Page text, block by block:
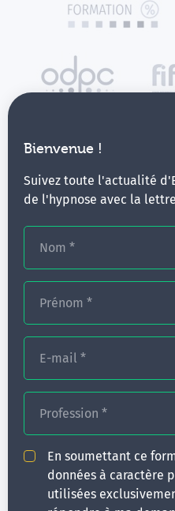
Bienvenue !
Suivez toute l'actualité
de l'hypnose avec la
Nom *
Prénom *
E-mail *
Profession *
En soumettant ce
données à caractère
utilisées
FORMATION
Le 10 septembre 2027
en